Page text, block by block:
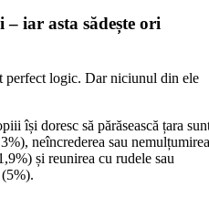
iar asta sădește ori
perfect logic. Dar niciunul din ele
își doresc să părăsească țara
neîncrederea sau nemulțumirea
și reunirea cu rudele sau